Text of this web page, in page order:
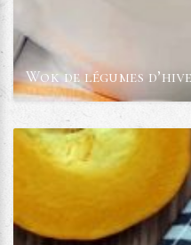
Wok de légumes
Temps: